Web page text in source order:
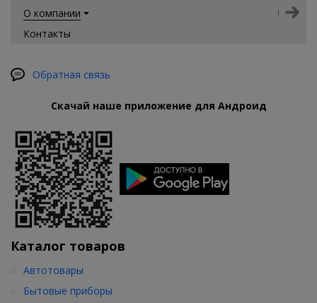
О компании
Контакты
Обратная связь
Скачай наше приложение для Андроид
Каталог товаров
Автотовары
Бытовые приборы